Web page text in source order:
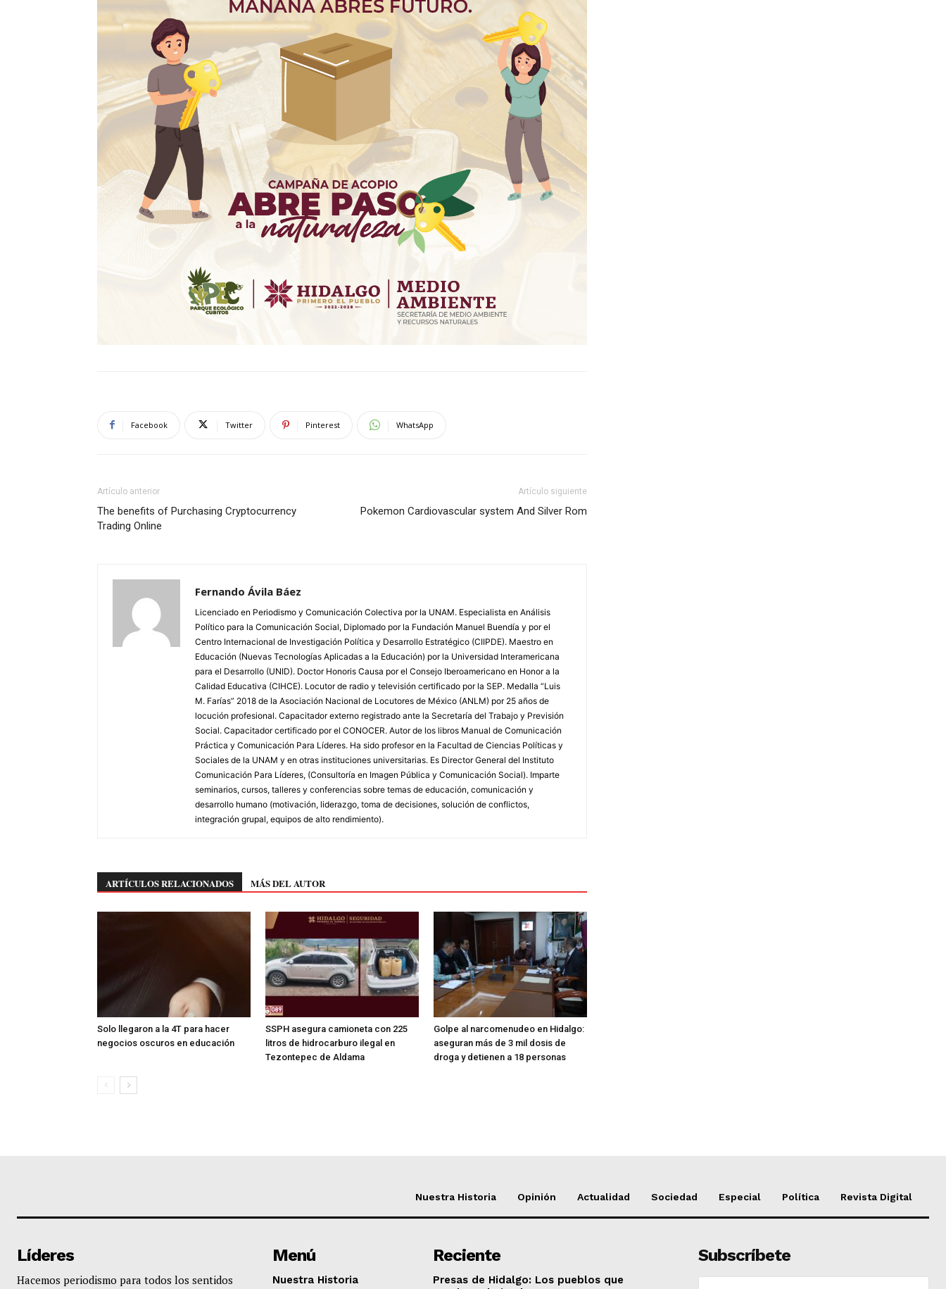
Facebook Twitter Pinterest WhatsApp
Artículo anterior
The benefits of Purchasing Cryptocurrency
Trading Online
Artículo siguiente
Pokemon Cardiovascular system And Silver Rom
Fernando Ávila Báez
Licenciado en Periodismo y Comunicación Colectiva por la UNAM. Especialista en Análisis
Político para la Comunicación Social, Diplomado por la Fundación Manuel Buendía y por el
Centro Internacional de Investigación Política y Desarrollo Estratégico (CIIPDE). Maestro en
Educación (Nuevas Tecnologías Aplicadas a la Educación) por la Universidad Interamericana
para el Desarrollo (UNID). Doctor Honoris Causa por el Consejo Iberoamericano en Honor a la
Calidad Educativa (CIHCE). Locutor de radio y televisión certificado por la SEP. Medalla “Luis
M. Farías” 2018 de la Asociación Nacional de Locutores de México (ANLM) por 25 años de
locución profesional. Capacitador externo registrado ante la Secretaría del Trabajo y Previsión
Social. Capacitador certificado por el CONOCER. Autor de los libros Manual de Comunicación
Práctica y Comunicación Para Líderes. Ha sido profesor en la Facultad de Ciencias Políticas y
Sociales de la UNAM y en otras instituciones universitarias. Es Director General del Instituto
Comunicación Para Líderes, (Consultoría en Imagen Pública y Comunicación Social). Imparte
seminarios, cursos, talleres y conferencias sobre temas de educación, comunicación y
desarrollo humano (motivación, liderazgo, toma de decisiones, solución de conflictos,
integración grupal, equipos de alto rendimiento).
ARTÍCULOS RELACIONADOS MÁS DEL AUTOR
Solo llegaron a la 4T para hacer
negocios oscuros en educación
SSPH asegura camioneta con 225
litros de hidrocarburo ilegal en
Tezontepec de Aldama
Golpe al narcomenudeo en Hidalgo:
aseguran más de 3 mil dosis de
droga y detienen a 18 personas
Nuestra Historia Opinión Actualidad Sociedad Especial Política Revista Digital
Líderes
Hacemos periodismo para todos los sentidos
Menú
Nuestra Historia
Reciente
Presas de Hidalgo: Los pueblos que
Subscríbete